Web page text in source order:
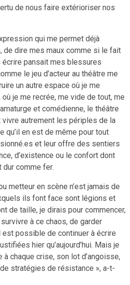
de nous faire extérioriser nos
qui me permet déjà
de dire mes maux comme si le fait
pansait mes blessures
le jeu d’acteur au théâtre me
un autre espace où je me
je me recrée, me vide de tout, me
et comédienne, le théâtre
autrement les périples de la
qu’il en est de même pour tout
et leur offre des sentiers
d’existence ou le confort dont
dur comme fer.
metteur en scène n’est jamais de
ils font face sont légions et
de taille, je dirais pour commencer,
à ce chaos, de garder
est possible de continuer à écrire
hier qu’aujourd’hui. Mais je
chaque crise, son lot d’angoisse,
stratégies de résistance », a-t-